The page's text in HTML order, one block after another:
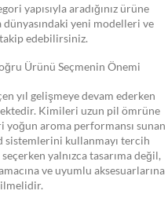
yapısıyla aradığınız ürüne
yeni modelleri ve
edebilirsiniz.
Ürünü Seçmenin Önemi
yıl gelişmeye devam ederken
Kimileri uzun pil ömrüne
aroma performansı sunan
kullanmayı tercih
yalnızca tasarıma değil,
ve uyumlu aksesuarlarına